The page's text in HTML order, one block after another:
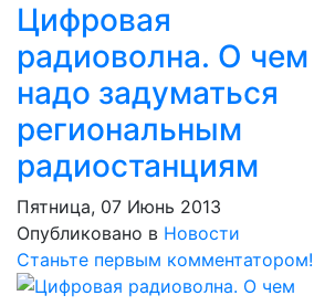
Цифровая
радиоволна. О чем
надо задуматься
региональным
радиостанциям
Пятница, 07 Июнь 2013
Опубликовано в Новости
Станьте первым комментатором!